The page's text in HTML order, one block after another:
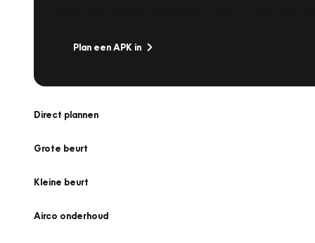
Plan een APK in
Direct plannen
Grote beurt
Kleine beurt
Airco onderhoud